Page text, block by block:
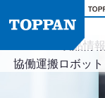
製品情報
協働運搬ロボッ